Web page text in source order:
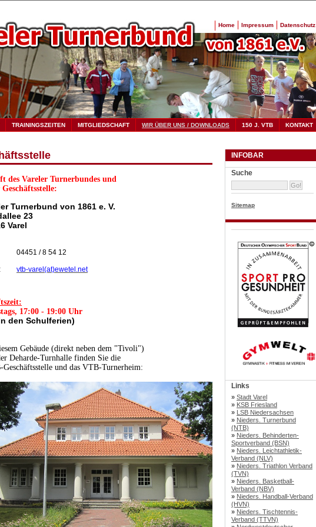
Home Impressum Datenschutz
TRAININGSZEITEN MITGLIEDSCHAFT WIR ÜBER UNS / DOWNLOADS 150 J. VTB KONTAKT
des Vareler Turnerbundes und
Turnerbund von 1861 e. V.
23
Varel
04451 / 8 54 12
vtb-varel(at)ewetel.net
17:00 - 19:00 Uhr
den Schulferien)
Gebäude (direkt neben dem "Tivoli")
Deharde-Turnhalle finden Sie die
und das VTB-Turnerheim:
INFOBAR
Suche
Sitemap
Links
» Stadt Varel
» KSB Friesland
» LSB Niedersachsen
» Nieders. Turnerbund
(NTB)
» Nieders. Behinderten-
Sportverband (BSN)
» Nieders. Leichtathletik-
Verband (NLV)
» Nieders. Triathlon Verband
(TVN)
» Nieders. Basketball-
Verband (NBV)
» Nieders. Handball-Verband
(HVN)
» Nieders. Tischtennis-
Verband (TTVN)